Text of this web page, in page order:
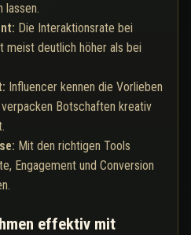
lassen.
Die Interaktionsrate bei
meist deutlich höher als bei
Influencer kennen die Vorlieben
Botschaften kreativ
Mit den richtigen Tools
Engagement und Conversion
effektiv mit